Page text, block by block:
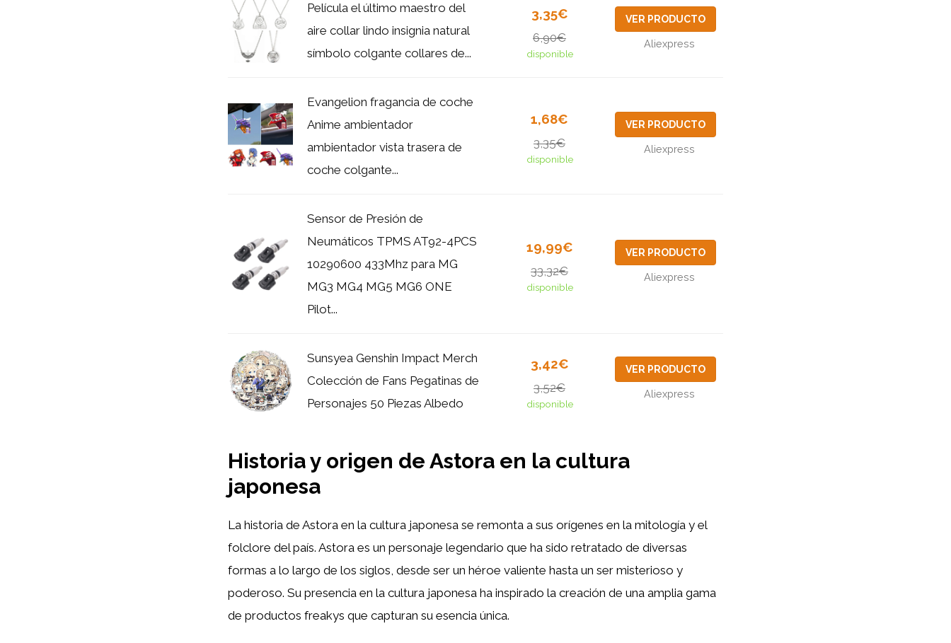
Película el último maestro del
aire collar lindo insignia natural
símbolo colgante collares de...
3,35€
6,90€
disponible
VER PRODUCTO
Aliexpress
Evangelion fragancia de coche
Anime ambientador
ambientador vista trasera de
coche colgante...
1,68€
3,35€
disponible
VER PRODUCTO
Aliexpress
Sensor de Presión de
Neumáticos TPMS AT92-4PCS
10290600 433Mhz para MG
MG3 MG4 MG5 MG6 ONE
Pilot...
19,99€
33,32€
disponible
VER PRODUCTO
Aliexpress
Sunsyea Genshin Impact Merch
Colección de Fans Pegatinas de
Personajes 50 Piezas Albedo
3,42€
3,52€
disponible
VER PRODUCTO
Aliexpress
Historia y origen de Astora en la cultura
japonesa
La historia de Astora en la cultura japonesa se remonta a sus orígenes en la mitología y el
folclore del país. Astora es un personaje legendario que ha sido retratado de diversas
formas a lo largo de los siglos, desde ser un héroe valiente hasta un ser misterioso y
poderoso. Su presencia en la cultura japonesa ha inspirado la creación de una amplia gama
de productos freakys que capturan su esencia única.